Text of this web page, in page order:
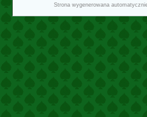
Strona wygenerowana